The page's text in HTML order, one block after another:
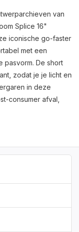
van
Splice 16"
iconische go-faster
met een
pasvorm. De short
zodat je je licht en
in deze
consumer afval,